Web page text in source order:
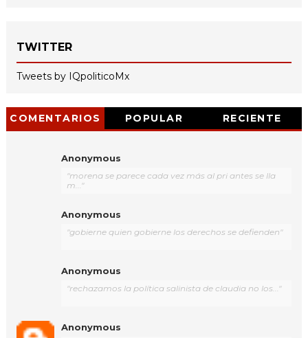
TWITTER
Tweets by IQpoliticoMx
COMENTARIOS POPULAR RECIENTE
Anonymous
"morena se parece cada vez más al pri antes se lla
m..."
Anonymous
"gobierne quien gobierne los derechos se defienden"
Anonymous
"rechazamos la política salinista de claudia no los..."
Anonymous